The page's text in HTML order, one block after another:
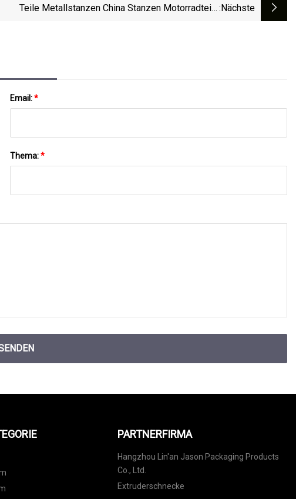
Teile Metallstanzen China Stanzen Motorradteile :nächste
Email:*
Thema:*
PARTNERFIRMA
Hangzhou Lin'an Jason Packaging Products
Co., Ltd.
Extruderschnecke